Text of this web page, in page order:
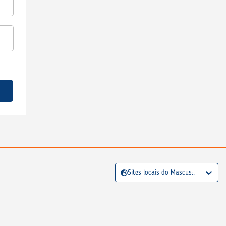
Sites locais do Mascus:,